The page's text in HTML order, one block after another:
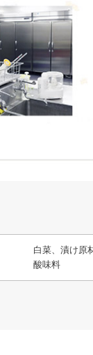
白菜、漬け原
酸味料